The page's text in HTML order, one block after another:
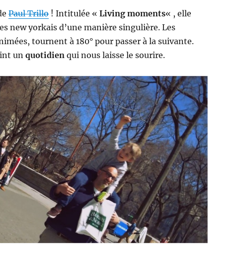
Paul Trillo! Intitulée « Living moments« , elle
new yorkais d’une manière singulière. Les
tournent à 180° pour passer à la suivante.
un quotidien qui nous laisse le sourire.